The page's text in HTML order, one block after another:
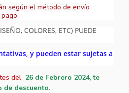
según el método de envío
COLORES, ETC) PUEDE
y pueden estar sujetas a
del 26 de Febrero 2024, te
de descuento.